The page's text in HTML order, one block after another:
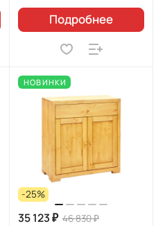
Подробнее
НОВИНКИ
-25%
35 123 ₽ 46 830 ₽